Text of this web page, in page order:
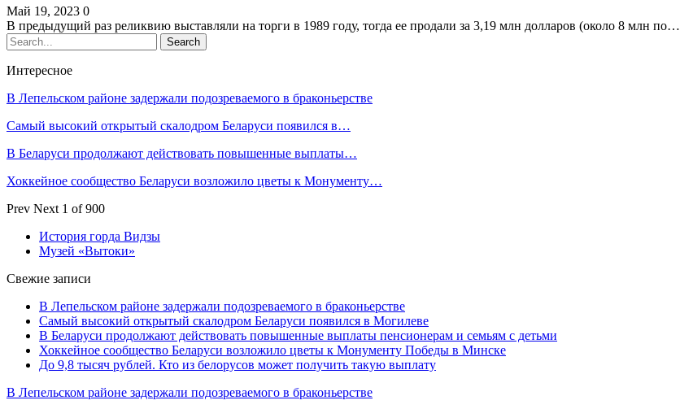
Май 19, 2023 0
В предыдущий раз реликвию выставляли на торги в 1989 году, тогда ее продали за 3,19 млн долларов (около 8 млн по…
Интересное
В Лепельском районе задержали подозреваемого в браконьерстве
Самый высокий открытый скалодром Беларуси появился в…
В Беларуси продолжают действовать повышенные выплаты…
Хоккейное сообщество Беларуси возложило цветы к Монументу…
Prev Next 1 of 900
История горда Видзы
Музей «Вытоки»
Свежие записи
В Лепельском районе задержали подозреваемого в браконьерстве
Самый высокий открытый скалодром Беларуси появился в Могилеве
В Беларуси продолжают действовать повышенные выплаты пенсионерам и семьям с детьми
Хоккейное сообщество Беларуси возложило цветы к Монументу Победы в Минске
До 9,8 тысяч рублей. Кто из белорусов может получить такую выплату
В Лепельском районе задержали подозреваемого в браконьерстве